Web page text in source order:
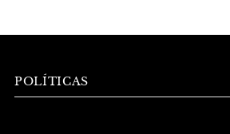
POLÍTICAS